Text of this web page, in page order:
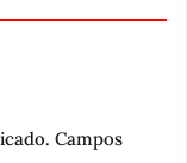
Campos